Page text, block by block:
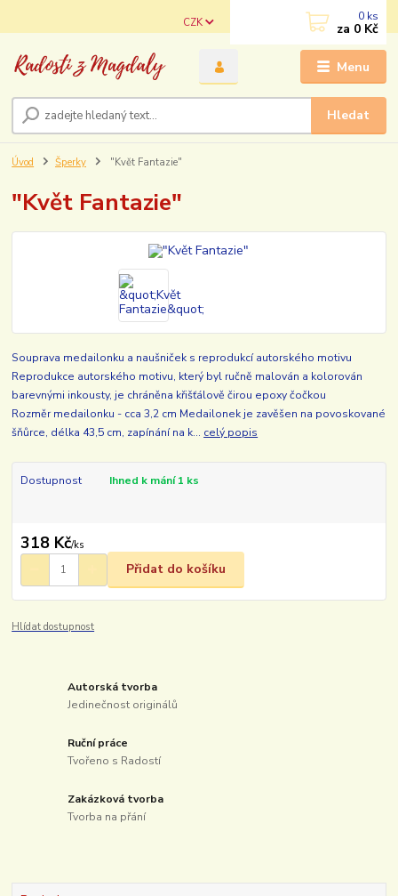
Menu
CZK
Hledat
0 ks
za 0 Kč
Úvod Šperky "Květ Fantazie"
"Květ Fantazie"
Souprava medailonku a naušniček s reprodukcí autorského motivu
Reprodukce autorského motivu, který byl ručně malován a kolorován
barevnými inkousty, je chráněna křišťálově čirou epoxy čočkou
Rozměr medailonku - cca 3,2 cm Medailonek je zavěšen na povoskované
šňůrce, délka 43,5 cm, zapínání na k... celý popis
Dostupnost Ihned k mání 1 ks
318 Kč/ks
Přidat do košíku
Hlídat dostupnost
Autorská tvorba
Jedinečnost originálů
Ruční práce
Tvořeno s Radostí
Zakázková tvorba
Tvorba na přání